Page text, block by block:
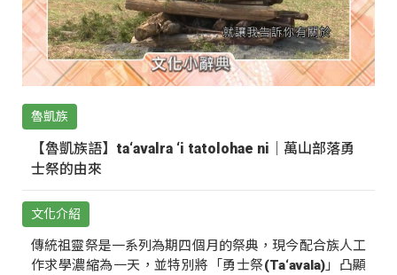
魯凱族
【魯凱族語】ta‘avalra ‘i tatolohae ni｜萬山部落勇
士祭的由來
文化介紹
傳統祖靈祭是一系列為期四個月的祭典，現今配合族人工
作求學濃縮為一天，並特別將「勇士祭(Ta‘avala)」凸顯